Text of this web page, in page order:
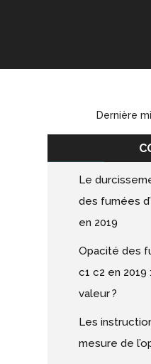
Dernière
Le
des fumées
en 2019
Opacité des
c1 c2 en
valeur ?
Les
mesure de